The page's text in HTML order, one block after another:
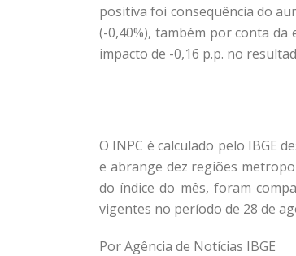
positiva foi consequência do
(-0,40%), também por conta da
impacto de -0,16 p.p. no
O INPC é calculado pelo IBGE
e abrange dez regiões
do índice do mês, foram
vigentes no período de 28 de
Por Agência de Notícias IBGE